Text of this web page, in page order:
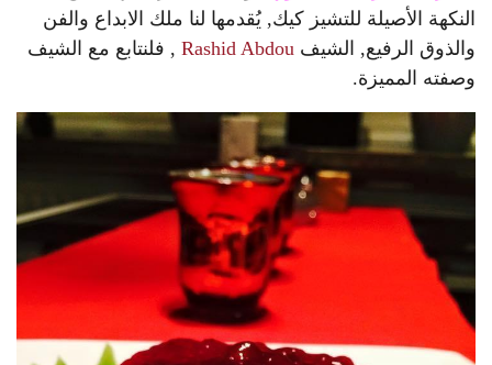
النكهة الأصيلة للتشيز كيك, يُقدمها لنا ملك الابداع والفن
والذوق الرفيع, الشيف Rashid Abdou , فلنتابع مع الشيف
وصفته المميزة.